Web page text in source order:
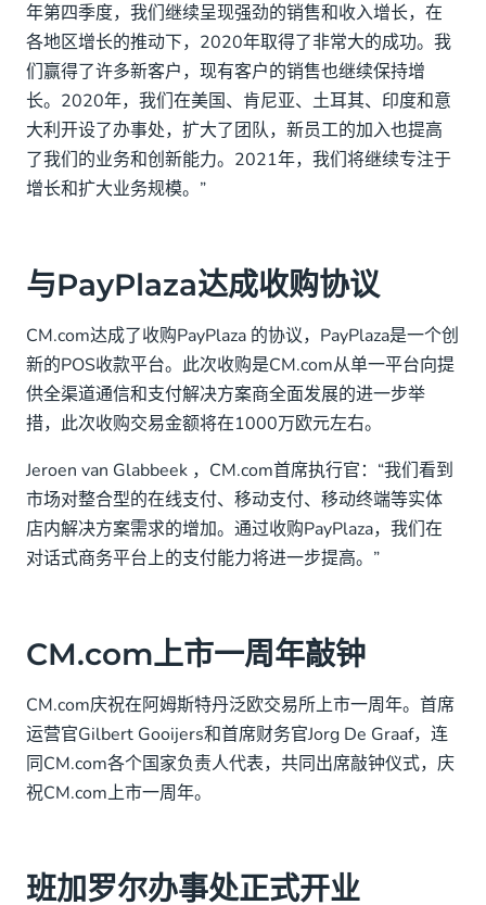
年第四季度，我们继续呈现强劲的销售和收入增长，在
各地区增长的推动下，2020年取得了非常大的成功。我
们赢得了许多新客户，现有客户的销售也继续保持增
长。2020年，我们在美国、肯尼亚、土耳其、印度和意
大利开设了办事处，扩大了团队，新员工的加入也提高
了我们的业务和创新能力。2021年，我们将继续专注于
增长和扩大业务规模。”
与PayPlaza达成收购协议
CM.com达成了收购PayPlaza 的协议，PayPlaza是一个创
新的POS收款平台。此次收购是CM.com从单一平台向提
供全渠道通信和支付解决方案商全面发展的进一步举
措，此次收购交易金额将在1000万欧元左右。
Jeroen van Glabbeek ，CM.com首席执行官：“我们看到
市场对整合型的在线支付、移动支付、移动终端等实体
店内解决方案需求的增加。通过收购PayPlaza，我们在
对话式商务平台上的支付能力将进一步提高。”
CM.com上市一周年敲钟
CM.com庆祝在阿姆斯特丹泛欧交易所上市一周年。首席
运营官Gilbert Gooijers和首席财务官Jorg De Graaf，连
同CM.com各个国家负责人代表，共同出席敲钟仪式，庆
祝CM.com上市一周年。
班加罗尔办事处正式开业